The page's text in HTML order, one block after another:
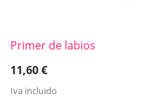
Primer de labios
11,60€
Iva incluido